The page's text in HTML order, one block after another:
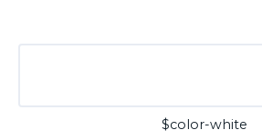
$color-white